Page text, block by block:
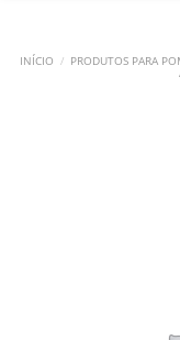
INÍCIO / PRODUTOS PARA